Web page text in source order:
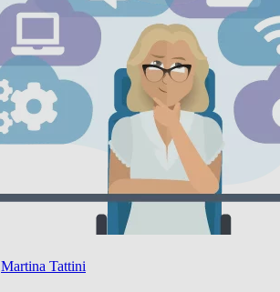
Martina Tattini